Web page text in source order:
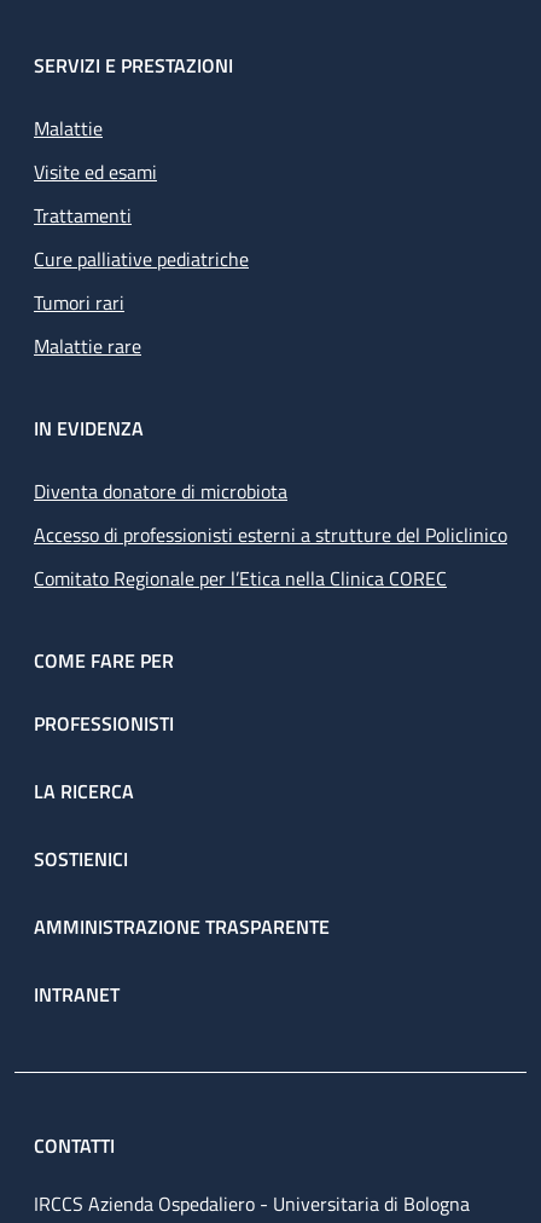
SERVIZI E PRESTAZIONI
Malattie
Visite ed esami
Trattamenti
Cure palliative pediatriche
Tumori rari
Malattie rare
IN EVIDENZA
Diventa donatore di microbiota
Accesso di professionisti esterni a strutture del Policlinico
Comitato Regionale per l’Etica nella Clinica COREC
COME FARE PER
PROFESSIONISTI
LA RICERCA
SOSTIENICI
AMMINISTRAZIONE TRASPARENTE
INTRANET
CONTATTI
IRCCS Azienda Ospedaliero - Universitaria di Bologna